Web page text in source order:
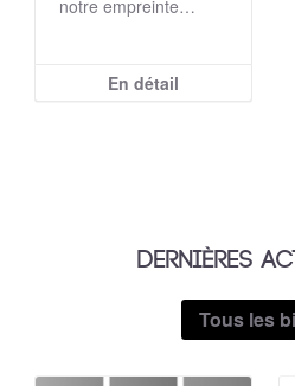
notre empreinte…
En détail
DERNIÈRES
Tous les